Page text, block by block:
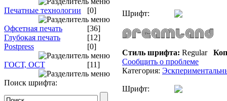
Печатные технологии [0]
Офсетная печать
[36]
Глубокая печать
[12]
Postpress
[0]
ГОСТ, ОСТ [11]
Поиск шрифта:
Шрифт:
Стиль шрифта: Regular
Сообщить о проблеме
Категория:
Шрифт: